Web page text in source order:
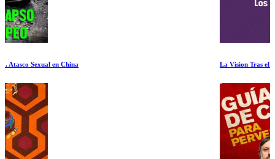
La Vision Tras el Sermon de Paul Gauguin